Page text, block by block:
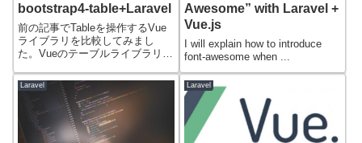
bootstrap4-table+Laravel
前の記事でTableを操作するVue
ライブラリを比較してみまし
た。Vueのテーブルライブラリに
Awesome” with Laravel +
Vue.js
I will explain how to introduce
font-awesome when ...
Laravel Laravel